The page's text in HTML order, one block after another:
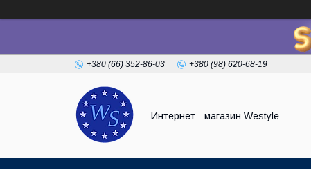
+380 (66) 352-86-03 +380 (98) 620-68-19
Интернет - магазин Westyle